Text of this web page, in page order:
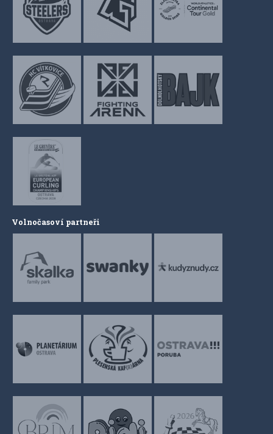
Volnočasoví partneři